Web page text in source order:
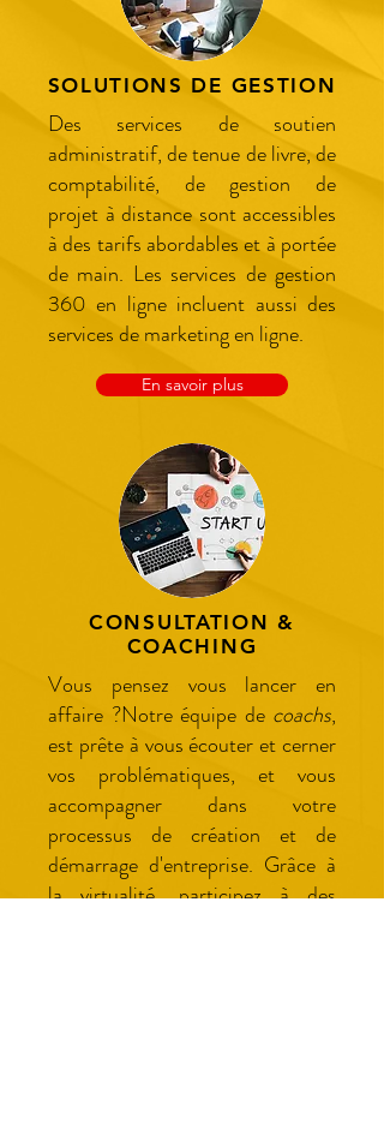
SOLUTIONS DE GESTION
Des services de soutien
administratif, de tenue de livre, de
comptabilité, de gestion de
projet à distance sont accessibles
à des tarifs abordables et à portée
de main. Les services de gestion
360 en ligne incluent aussi des
services de marketing en ligne.
En savoir plus
CONSULTATION &
COACHING
Vous pensez vous lancer en
affaire ?Notre équipe de coachs,
est prête à vous écouter et cerner
vos problématiques, et vous
accompagner dans votre
processus de création et de
démarrage d'entreprise. Grâce à
la virtualité, participez à des